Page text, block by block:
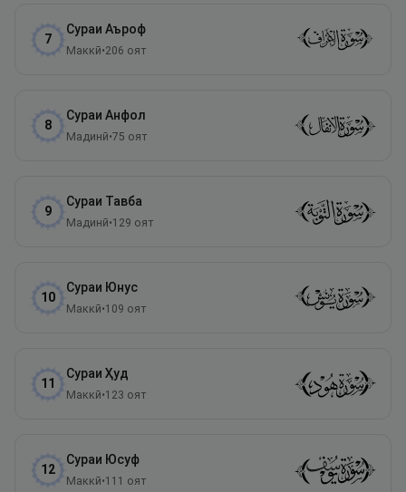
7
Сураи Аъроф
Маккӣ•206 оят
8
Сураи Анфол
Мадинӣ•75 оят
9
Сураи Тавба
Мадинӣ•129 оят
10
Сураи Юнус
Маккӣ•109 оят
11
Сураи Ҳуд
Маккӣ•123 оят
12
Сураи Юсуф
Маккӣ•111 оят